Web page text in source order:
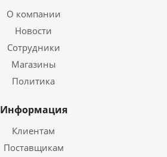
О компании
Новости
Сотрудники
Магазины
Политика
Информация
Клиентам
Поставщикам